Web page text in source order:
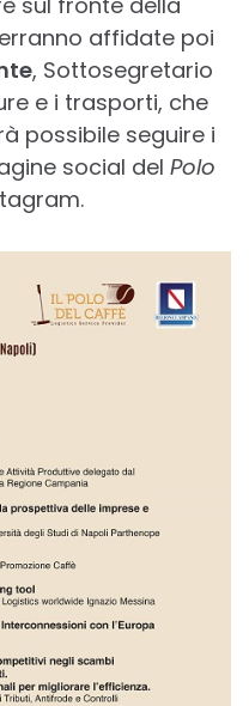
affidate poi
, Sottosegretario
e i trasporti, che
possibile seguire i
social del Polo